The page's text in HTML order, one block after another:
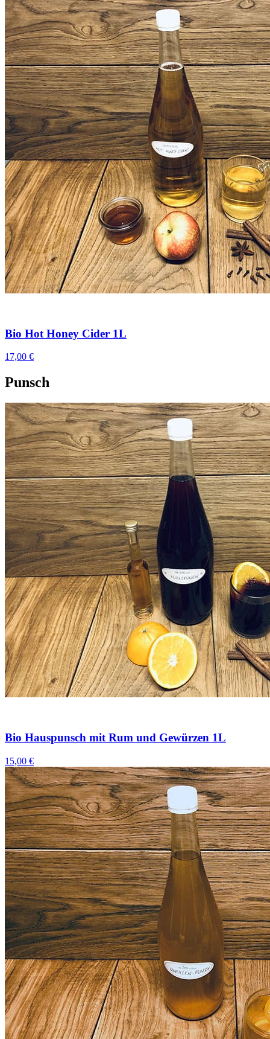
Bio Hot Honey Cider 1L
17,00 €
Punsch
Bio Hauspunsch mit Rum und Gewürzen 1L
15,00 €